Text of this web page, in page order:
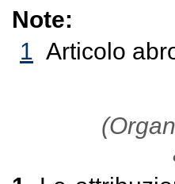
Note:
1 Articolo